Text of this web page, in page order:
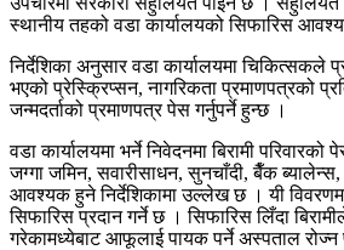
स्थानीय तहको वडा कार्यालयको सिफारिस
निर्देशिका अनुसार वडा कार्यालयमा चिकित्सकले
भएको प्रेस्क्रिप्सन,नागरिकता प्रमाणपत्रको
जन्मदर्ताको प्रमाणपत्र पेस गर्नुपर्ने हुन्छ ।
वडा कार्यालयमा भर्ने निवेदनमा बिरामी परिवारको
जग्गा जमिन,सवारीसाधन,सुनचाँदी,बैँक ब्यालेन्स,
आवश्यक हुने निर्देशिकामा उल्लेख छ । यी
सिफारिस प्रदान गर्ने छ । सिफारिस लिँदा
गरेकामध्येबाट आफूलाई पायक पर्ने अस्पताल